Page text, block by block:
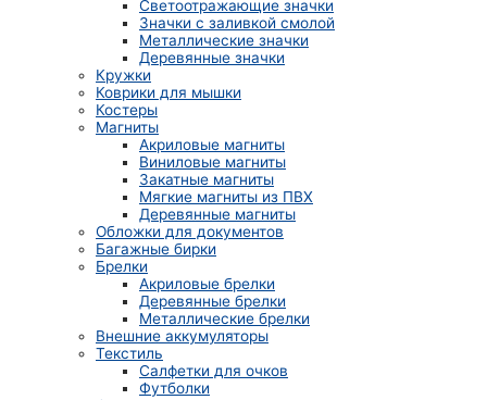
Светоотражающие значки
Значки с заливкой смолой
Металлические значки
Деревянные значки
Кружки
Коврики для мышки
Костеры
Магниты
Акриловые магниты
Виниловые магниты
Закатные магниты
Мягкие магниты из ПВХ
Деревянные магниты
Обложки для документов
Багажные бирки
Брелки
Акриловые брелки
Деревянные брелки
Металлические брелки
Внешние аккумуляторы
Текстиль
Салфетки для очков
Футболки